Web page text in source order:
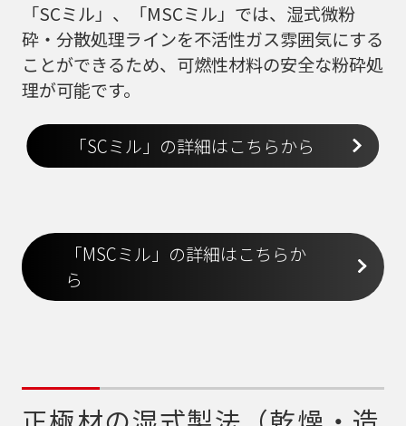
「SCミル」、「MSCミル」では、湿式微粉
砕・分散処理ラインを不活性ガス雰囲気にする
ことができるため、可燃性材料の安全な粉砕処
理が可能です。
「SCミル」の詳細はこちらから
「MSCミル」の詳細はこちらか
ら